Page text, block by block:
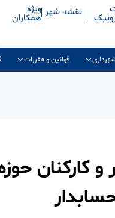
نقشه شهر ویژه
همکاران
قوانین و مقررات
و کارکنان